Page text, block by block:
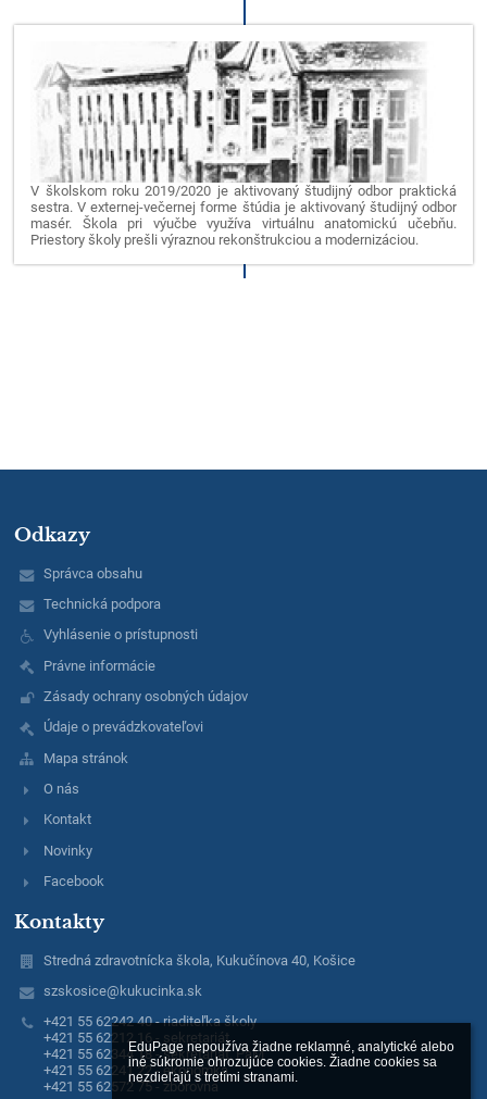
EduPage nepoužíva žiadne reklamné, analytické alebo
iné súkromie ohrozujúce cookies. Žiadne cookies sa
nezdieľajú s tretími stranami.
V školskom roku 2019/2020 je aktivovaný študijný odbor praktická
sestra. V externej-večernej forme štúdia je aktivovaný študijný odbor
masér. Škola pri výučbe využíva virtuálnu anatomickú učebňu.
Priestory školy prešli výraznou rekonštrukciou a modernizáciou.
Odkazy
Správca obsahu
Technická podpora
Vyhlásenie o prístupnosti
Právne informácie
Zásady ochrany osobných údajov
Údaje o prevádzkovateľovi
Mapa stránok
O nás
Kontakt
Novinky
Facebook
Kontakty
Stredná zdravotnícka škola, Kukučínova 40, Košice
szskosice@kukucinka.sk
+421 55 62242 40 - riaditeľka školy
+421 55 62212 16 - sekretariát
+421 55 62344 18 - sekretariát, PaM
+421 55 62241 22 - ekonómka
+421 55 62572 75 - zborovňa